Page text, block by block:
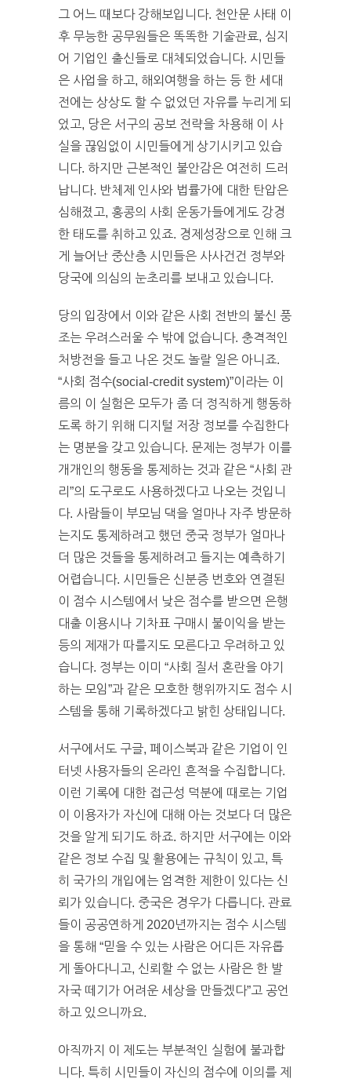
그 어느 때보다 강해보입니다. 천안문 사태 이
후 무능한 공무원들은 똑똑한 기술관료, 심지
어 기업인 출신들로 대체되었습니다. 시민들
은 사업을 하고, 해외여행을 하는 등 한 세대
전에는 상상도 할 수 없었던 자유를 누리게 되
었고, 당은 서구의 공보 전략을 차용해 이 사
실을 끊임없이 시민들에게 상기시키고 있습
니다. 하지만 근본적인 불안감은 여전히 드러
납니다. 반체제 인사와 법률가에 대한 탄압은
심해졌고, 홍콩의 사회 운동가들에게도 강경
한 태도를 취하고 있죠. 경제성장으로 인해 크
게 늘어난 중산층 시민들은 사사건건 정부와
당국에 의심의 눈초리를 보내고 있습니다.
당의 입장에서 이와 같은 사회 전반의 불신 풍
조는 우려스러울 수 밖에 없습니다. 충격적인
처방전을 들고 나온 것도 놀랄 일은 아니죠.
“사회 점수(social-credit system)”이라는 이
름의 이 실험은 모두가 좀 더 정직하게 행동하
도록 하기 위해 디지털 저장 정보를 수집한다
는 명분을 갖고 있습니다. 문제는 정부가 이를
개개인의 행동을 통제하는 것과 같은 “사회 관
리”의 도구로도 사용하겠다고 나오는 것입니
다. 사람들이 부모님 댁을 얼마나 자주 방문하
는지도 통제하려고 했던 중국 정부가 얼마나
더 많은 것들을 통제하려고 들지는 예측하기
어렵습니다. 시민들은 신분증 번호와 연결된
이 점수 시스템에서 낮은 점수를 받으면 은행
대출 이용시나 기차표 구매시 불이익을 받는
등의 제재가 따를지도 모른다고 우려하고 있
습니다. 정부는 이미 “사회 질서 혼란을 야기
하는 모임”과 같은 모호한 행위까지도 점수 시
스템을 통해 기록하겠다고 밝힌 상태입니다.
서구에서도 구글, 페이스북과 같은 기업이 인
터넷 사용자들의 온라인 흔적을 수집합니다.
이런 기록에 대한 접근성 덕분에 때로는 기업
이 이용자가 자신에 대해 아는 것보다 더 많은
것을 알게 되기도 하죠. 하지만 서구에는 이와
같은 정보 수집 및 활용에는 규칙이 있고, 특
히 국가의 개입에는 엄격한 제한이 있다는 신
뢰가 있습니다. 중국은 경우가 다릅니다. 관료
들이 공공연하게 2020년까지는 점수 시스템
을 통해 “믿을 수 있는 사람은 어디든 자유롭
게 돌아다니고, 신뢰할 수 없는 사람은 한 발
자국 떼기가 어려운 세상을 만들겠다”고 공언
하고 있으니까요.
아직까지 이 제도는 부분적인 실험에 불과합
니다. 특히 시민들이 자신의 점수에 이의를 제